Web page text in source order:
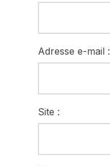
Adresse e-mail :
Site :